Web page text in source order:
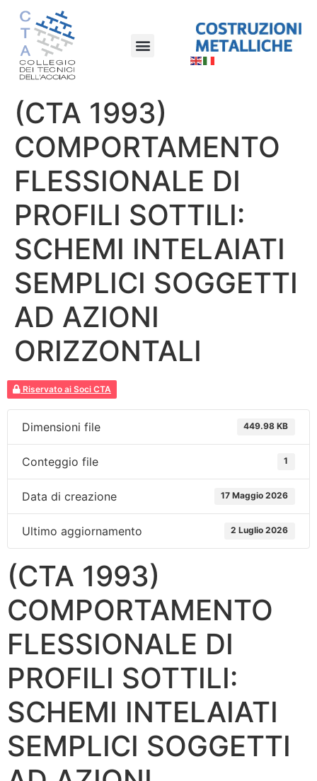
(CTA 1993)
COMPORTAMENTO
FLESSIONALE DI
PROFILI SOTTILI:
SCHEMI INTELAIATI
SEMPLICI SOGGETTI
AD AZIONI
ORIZZONTALI
Riservato ai Soci CTA
Dimensioni file 449.98 KB
Conteggio file 1
Data di creazione 17 Maggio 2026
Ultimo aggiornamento 2 Luglio 2026
(CTA 1993)
COMPORTAMENTO
FLESSIONALE DI
PROFILI SOTTILI:
SCHEMI INTELAIATI
SEMPLICI SOGGETTI